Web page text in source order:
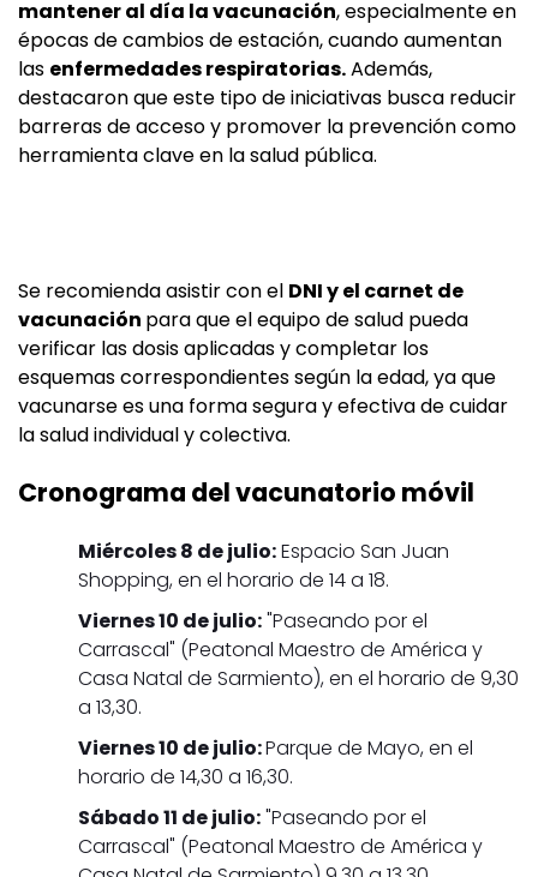
mantener al día la vacunación, especialmente en
épocas de cambios de estación, cuando aumentan
las enfermedades respiratorias.Además,
destacaron que este tipo de iniciativas busca reducir
barreras de acceso y promover la prevención como
herramienta clave en la salud pública.
Se recomienda asistir con el DNI y el carnet de
vacunación para que el equipo de salud pueda
verificar las dosis aplicadas y completar los
esquemas correspondientes según la edad, ya que
vacunarse es una forma segura y efectiva de cuidar
la salud individual y colectiva.
Cronograma del vacunatorio móvil
Miércoles 8 de julio:Espacio San Juan
Shopping, en el horario de 14 a 18.
Viernes 10 de julio:"Paseando por el
Carrascal" (Peatonal Maestro de América y
Casa Natal de Sarmiento), en el horario de 9,30
a 13,30.
Viernes 10 de julio:Parque de Mayo, en el
horario de 14,30 a 16,30.
Sábado 11 de julio:"Paseando por el
Carrascal" (Peatonal Maestro de América y